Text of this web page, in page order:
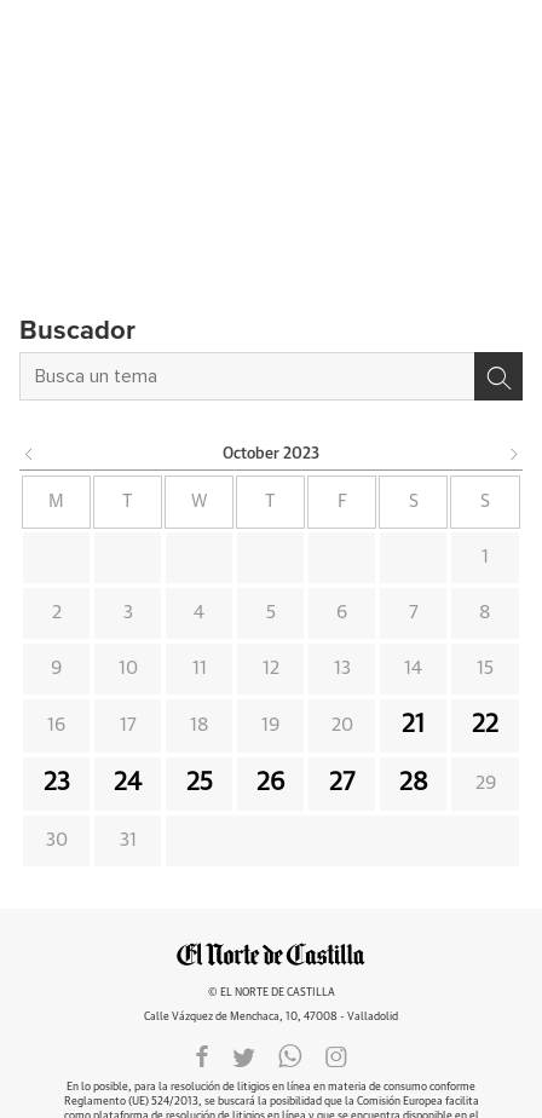
Buscador
October 2023
M W F S S
1
2 3 4 5 6 7 8
9 10 11 12 13 14 15
16 17 18 19 20 21 22
23 24 25 26 27 28 29
30 31
© EL NORTE DE CASTILLA
Calle Vázquez de Menchaca, 10, 47008 - Valladolid
En lo posible, para la resolución de litigios en línea en materia de consumo conforme
Reglamento (UE) 524/2013, se buscará la posibilidad que la Comisión Europea facilita